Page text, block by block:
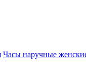
Часы наручные